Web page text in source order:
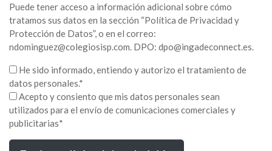
Puede tener acceso a información adicional sobre cómo
tratamos sus datos en la sección “Política de Privacidad y
Protección de Datos”, o en el correo:
ndominguez@colegiosisp.com. DPO: dpo@ingadeconnect.es.
He sido informado, entiendo y autorizo el tratamiento de
datos personales.*
Acepto y consiento que mis datos personales sean
utilizados para el envío de comunicaciones comerciales y
publicitarias*